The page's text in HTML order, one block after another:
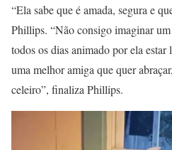
“Ela sabe que é amada, segura e
Phillips. “Não consigo imaginar
todos os dias animado por ela
uma melhor amiga que quer
celeiro”, finaliza Phillips.